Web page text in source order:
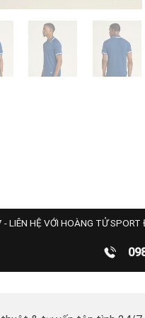
LIÊN HỆ VỚI HOÀNG TỬ